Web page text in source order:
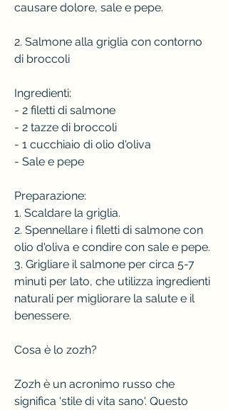
causare dolore, sale e pepe.
2. Salmone alla griglia con contorno
di broccoli
Ingredienti:
- 2 filetti di salmone
- 2 tazze di broccoli
- 1 cucchiaio di olio d'oliva
- Sale e pepe
Preparazione:
1. Scaldare la griglia.
2. Spennellare i filetti di salmone con
olio d'oliva e condire con sale e pepe.
3. Grigliare il salmone per circa 5-7
minuti per lato, che utilizza ingredienti
naturali per migliorare la salute e il
benessere.
Cosa è lo zozh?
Zozh è un acronimo russo che
significa 'stile di vita sano'. Questo